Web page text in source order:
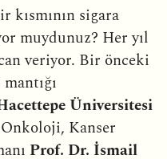
kısmının sigara
muydunuz? Her yıl
veriyor. Bir önceki
Üniversitesi
Kanser
Prof. Dr. İsmail